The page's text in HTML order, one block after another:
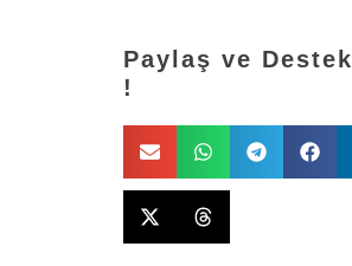
Paylaş ve Destek
!